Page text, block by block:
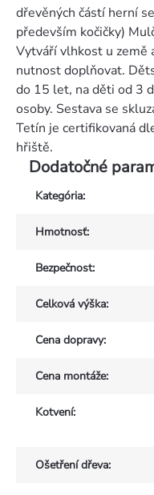
dřevěných částí herní
především kočičky)
Vytváří vlhkost u země
nutnost doplňovat.
do 15 let, na děti od 3
osoby. Sestava se
Tetín je certifikovaná
hřiště.
Dodatočné
Kategória:
Hmotnosť:
Bezpečnost:
Celková výška:
Cena dopravy:
Cena montáže:
Kotvení:
Ošetření dřeva: